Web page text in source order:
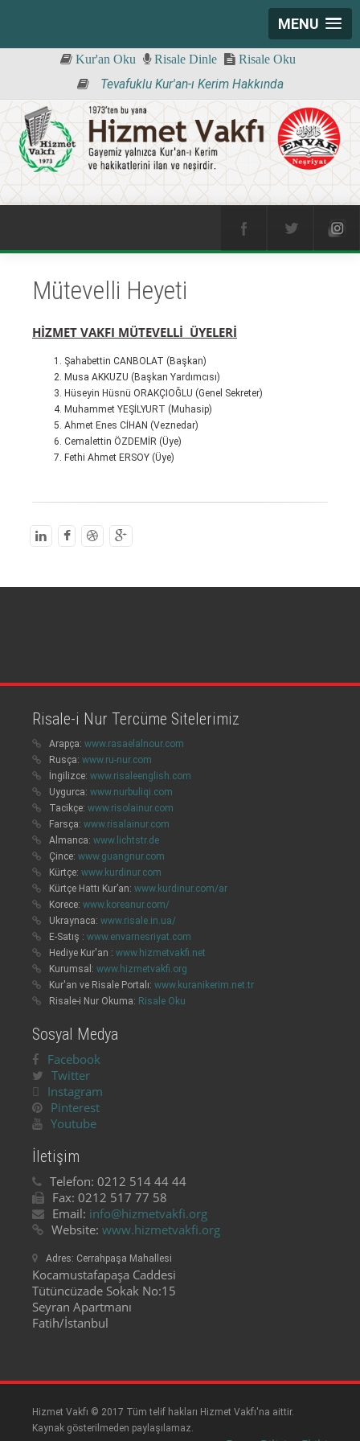
MENU
Kur'an Oku Risale Dinle Risale Oku
Tevafuklu Kur'an-ı Kerim Hakkında
Mütevelli Heyeti
HİZMET VAKFI MÜTEVELLİ ÜYELERİ
Şahabettin CANBOLAT (Başkan)
Musa AKKUZU (Başkan Yardımcısı)
Hüseyin Hüsnü ORAKÇIOĞLU (Genel Sekreter)
Muhammet YEŞİLYURT (Muhasip)
Ahmet Enes CİHAN (Veznedar)
Cemalettin ÖZDEMİR (Üye)
Fethi Ahmet ERSOY (Üye)
Risale-i Nur Tercüme Sitelerimiz
Arapça: www.rasaelalnour.com
Rusça: www.ru-nur.com
İngilizce: www.risaleenglish.com
Uygurca: www.nurbuliqi.com
Tacikçe: www.risolainur.com
Farsça: www.risalainur.com
Almanca: www.lichtstr.de
Çince: www.guangnur.com
Kürtçe: www.kurdinur.com
Kürtçe Hattı Kur’an: www.kurdinur.com/ar
Korece: www.koreanur.com/
Ukraynaca: www.risale.in.ua/
E-Satış : www.envarnesriyat.com
Hediye Kur'an : www.hizmetvakfi.net
Kurumsal: www.hizmetvakfi.org
Kur'an ve Risale Portalı: www.kuranikerim.net.tr
Risale-i Nur Okuma: Risale Oku
Sosyal Medya
Facebook
Twitter
Instagram
Pinterest
Youtube
İletişim
Telefon: 0212 514 44 44
Fax: 0212 517 77 58
Email: info@hizmetvakfi.org
Website: www.hizmetvakfi.org
Adres: Cerrahpaşa Mahallesi
Kocamustafapaşa Caddesi
Tütüncüzade Sokak No:15
Seyran Apartmanı
Fatih/İstanbul
Hizmet Vakfı © 2017 Tüm telif hakları Hizmet Vakfı'na aittir.
Kaynak gösterilmeden paylaşılamaz.